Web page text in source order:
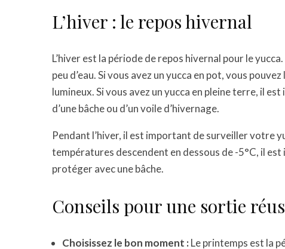
L’hiver : le repos hivernal
L’hiver est la période de repos hivernal pour le
peu d’eau. Si vous avez un yucca en pot, vous
lumineux. Si vous avez un yucca en pleine terre, il
d’une bâche ou d’un voile d’hivernage.
Pendant l’hiver, il est important de surveiller votre
températures descendent en dessous de -5°C, il
protéger avec une bâche.
Conseils pour une sortie
Choisissez le bon moment :Le printemps est la